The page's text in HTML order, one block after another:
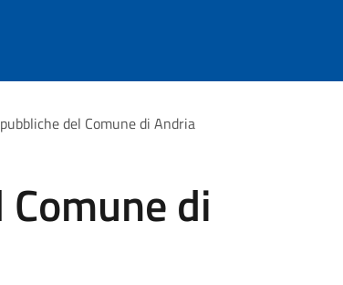
del Comune di Andria
di